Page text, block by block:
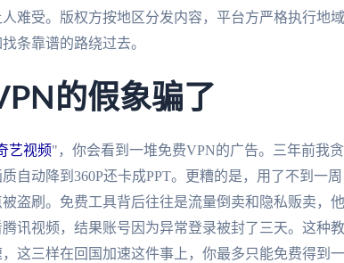
难受。版权方按地区分发内容，平台方严格执行地
条靠谱的路绕过去。
的假象骗了
艺视频"，你会看到一堆免费VPN的广告。三年前我
自动降到360P还卡成PPT。更糟的是，用了不到一
盗刷。免费工具背后往往是流量倒卖和隐私贩卖，
讯视频，结果账号因为异常登录被封了三天。这种
这三样在回国加速这件事上，你最多只能免费得到